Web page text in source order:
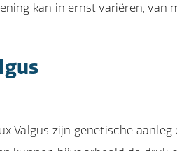
kan in ernst variëren, van
Valgus zijn genetische